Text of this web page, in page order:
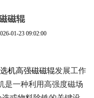
磁辊
01-23 09:02:00
机高强磁磁辊发展工作
是一种利用高强度磁场